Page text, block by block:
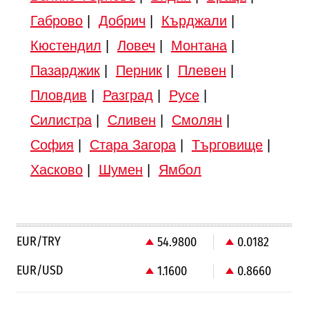
Габрово| Добрич Кърджали
Кюстендил
Ловеч Монтана|
Пазарджик| Перник| Плевен
Пловдив
Разград Русе|
Силистра| Сливен Смолян
София
Стара Загора| Търговище|
Хасково| Шумен Ямбол
EUR/TRY 54.9800
0.0182
EUR/USD
1.1600 0.8660